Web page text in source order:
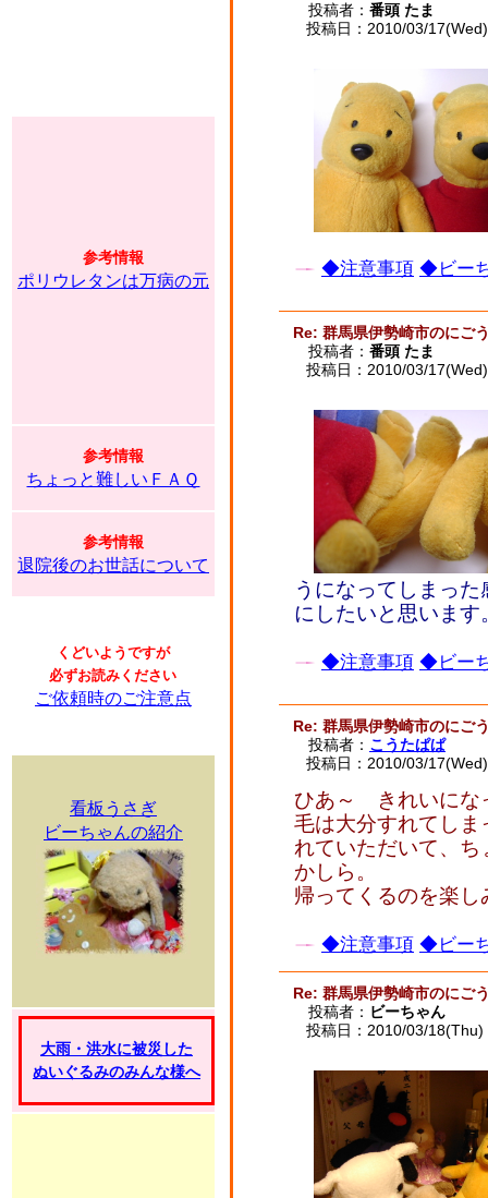
参考情報
ポリウレタンは万病の元
参考情報
ちょっと難しいＦＡＱ
参考情報
退院後のお世話について
くどいようですが
必ずお読みください
ご依頼時のご注意点
看板うさぎ
ビーちゃんの紹介
大雨・洪水に被災した
ぬいぐるみのみんな様へ
投稿者： 番頭 たま
投稿日：2010/03/
◆注意事項 ◆ビー
Re: 群馬県伊勢崎市のにご
投稿者： 番頭 たま
投稿日：2010/03/
うになってしまっ
にしたいと思います
◆注意事項 ◆ビー
Re: 群馬県伊勢崎市のにご
投稿者： こうたぱぱ
投稿日：2010/03/
ひあ～ きれいにな
毛は大分すれてし
れていただいて、
かしら。
帰ってくるのを楽
◆注意事項 ◆ビー
Re: 群馬県伊勢崎市のにご
投稿者： ビーちゃん
投稿日：2010/03/